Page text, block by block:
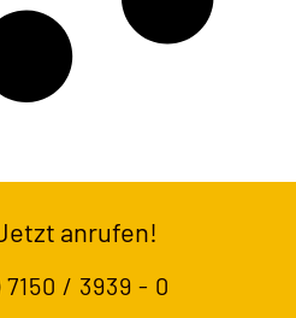
anrufen!
7150 / 3939 - 0